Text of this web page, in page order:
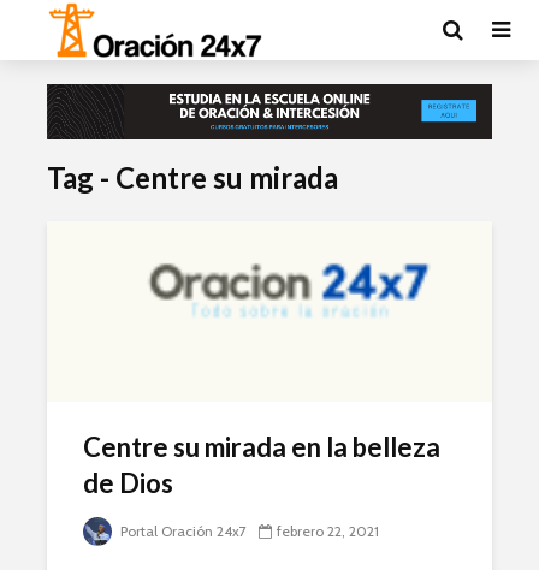
Tag - Centre su mirada
Centre su mirada en la belleza
de Dios
Portal Oración 24x7 febrero 22, 2021